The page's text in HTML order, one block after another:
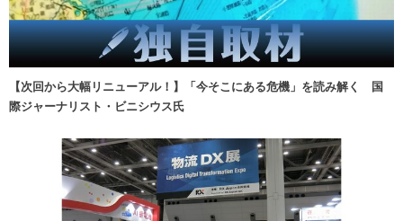
【次回から大幅リニューアル！】「今そこにある危機」を読み解く 国
際ジャーナリスト・ビニシウス氏